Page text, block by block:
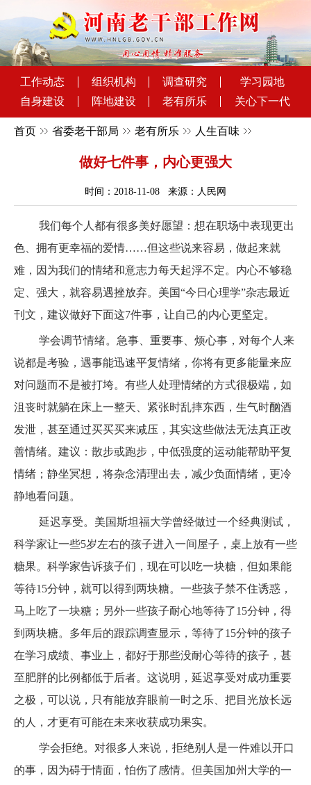
工作动态 组织机构 调查研究
学习园地
自身建设
阵地建设 老有所乐 关心下一代
首页 省委老干部局 老有所乐 人生百味
做好七件事，内心更强大
时间：2018-11-08 来源：人民网
我们每个人都有很多美好愿望：想在职场中表现更出
色、拥有更幸福的爱情……但这些说来容易，做起来就
难，因为我们的情绪和意志力每天起浮不定。内心不够稳
定、强大，就容易遇挫放弃。美国“今日心理学”杂志最近
刊文，建议做好下面这7件事，让自己的内心更坚定。
学会调节情绪。急事、重要事、烦心事，对每个人来
说都是考验，遇事能迅速平复情绪，你将有更多能量来应
对问题而不是被打垮。有些人处理情绪的方式很极端，如
沮丧时就躺在床上一整天、紧张时乱摔东西，生气时酗酒
发泄，甚至通过买买买来减压，其实这些做法无法真正改
善情绪。建议：散步或跑步，中低强度的运动能帮助平复
情绪；静坐冥想，将杂念清理出去，减少负面情绪，更冷
静地看问题。
延迟享受。美国斯坦福大学曾经做过一个经典测试，
科学家让一些5岁左右的孩子进入一间屋子，桌上放有一些
糖果。科学家告诉孩子们，现在可以吃一块糖，但如果能
等待15分钟，就可以得到两块糖。一些孩子禁不住诱惑，
马上吃了一块糖；另外一些孩子耐心地等待了15分钟，得
到两块糖。多年后的跟踪调查显示，等待了15分钟的孩子
在学习成绩、事业上，都好于那些没耐心等待的孩子，甚
至肥胖的比例都低于后者。这说明，延迟享受对成功重要
之极，可以说，只有能放弃眼前一时之乐、把目光放长远
的人，才更有可能在未来收获成功果实。
学会拒绝。对很多人来说，拒绝别人是一件难以开口
的事，因为碍于情面，怕伤了感情。但美国加州大学的一